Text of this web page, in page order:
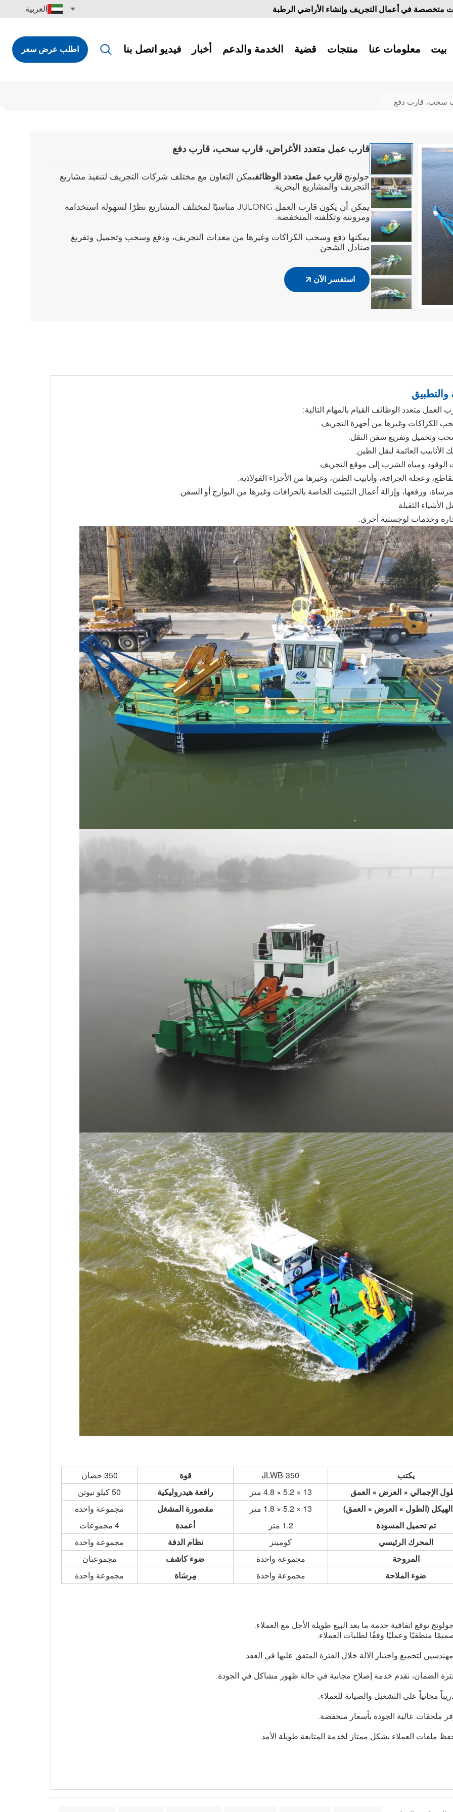
متخصصة في أعمال التجريف وإنشاء الأراضي الرطبة العربية
English بيت معلومات عنا منتجات قضية الخدمة والدعم أخبار فيديو اتصل بنا اطلب عرض سعر
سحب، قارب دفع
قارب عمل متعدد الأغراض، قارب سحب، قارب دفع
جولونج قارب عمل متعدد الوظائفيمكن التعاون مع مختلف شركات التجريف لتنفيذ مشاريع
التجريف والمشاريع البحرية.
يمكن أن يكون قارب العمل JULONG مناسبًا لمختلف المشاريع نظرًا لسهولة استخدامه
ومرونته وتكلفته المنخفضة.
يمكنها دفع وسحب الكراكات وغيرها من معدات التجريف، ودفع وسحب وتحميل وتفريغ
صنادل الشحن.
استفسر الآن
والتطبيق
العمل متعدد الوظائف القيام بالمهام التالية:
الكراكات وغيرها من أجهزة التجريف.
وتحميل وتفريغ سفن النقل.
العائمة لنقل الطين.
ومياه الشرب إلى موقع التجريف.
وعجلة الجرافة، وأنابيب الطين، وغيرها من الأجزاء الفولاذية.
ورفعها، وإزالة أعمال التثبيت الخاصة بالجرافات وغيرها من البوارج أو السفن.
الأشياء الثقيلة.
وخدمات لوجستية أخرى.
يكتب
JLWB-350 قوة
350 حصان
الإجمالي × العرض × العمق
13 × 5.2 × 4.8 متر رافعة هيدروليكية
50 كيلو نيوتن
الهيكل (الطول × العرض × العمق)
13 × 5.2 × 1.8 متر مقصورة المشغل
مجموعة واحدة
تم تحميل المسودة
1.2 متر أعمدة
4 مجموعات
المحرك الرئيسي
كومينز نظام الدفة
مجموعة واحدة
المروحة
مجموعة واحدة ضوء كاشف
مجموعتان
ضوء الملاحة
مجموعة واحدة مِرسَاة مجموعة واحدة